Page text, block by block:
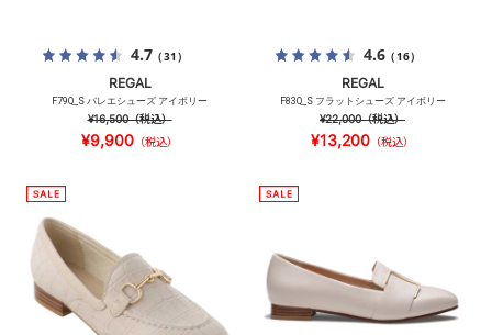
4.7（31）
REGAL
F79Q_S バレエシューズ アイボリー
¥16,500（税込）
¥9,900 （税込）
4.6（16）
REGAL
F83Q_S フラットシューズ アイボリー
¥22,000（税込）
¥13,200 （税込）